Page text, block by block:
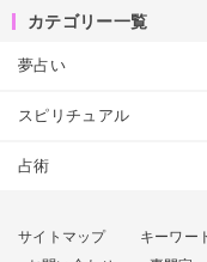
カテゴリー一覧
夢占い
スピリチュアル
占術
サイトマップ キーワー